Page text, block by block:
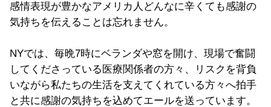
感情表現が豊かなアメリカ人どんなに辛くても感謝の
気持ちを伝えることは忘れません。
NYでは、毎晩7時にベランダや窓を開け、現場で奮闘
してくださっている医療関係者の方々、リスクを背負
いながら私たちの生活を支えてくれている方々へ拍手
と共に感謝の気持ちを込めてエールを送っています。